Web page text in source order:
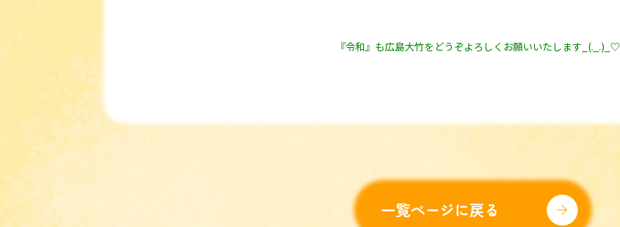
『令和』も広島大竹をどうぞよろしくお願いいたします_(._.)_♡
一覧ページに戻る